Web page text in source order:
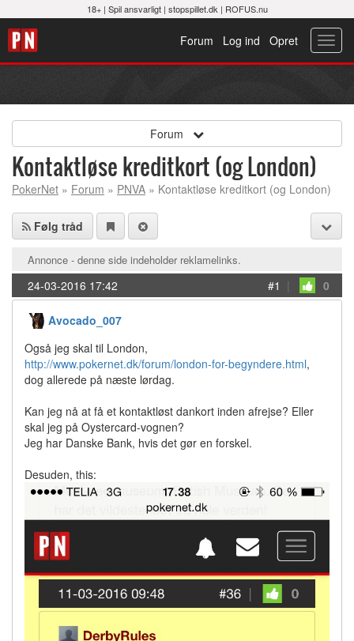
18+ | Spil ansvarligt| stopspillet.dk | ROFUS.nu
Opret
Log ind
Forum
Forum
Kontaktløse kreditkort (og London)
PokerNet » Forum » PNVA » Kontaktløse kreditkort (og London)
Følg tråd
Annonce - denne side indeholder reklamelinks.
24-03-2016 17:42 #1 | 0
Avocado_007
Også jeg skal til London,
http://www.pokernet.dk/forum/london-for-begyndere.html,
dog allerede på næste lørdag.
Kan jeg nå at få et kontaktløst dankort inden afrejse? Eller
skal jeg på Oystercard-vognen?
Jeg har Danske Bank, hvis det gør en forskel.
Desuden, this: